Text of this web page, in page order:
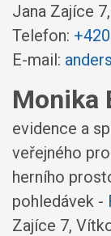
Jana Zajíce
Telefon:
E-mail:
Monika
evidence a
veřejného
herního
pohledávek -
Zajíce 7,